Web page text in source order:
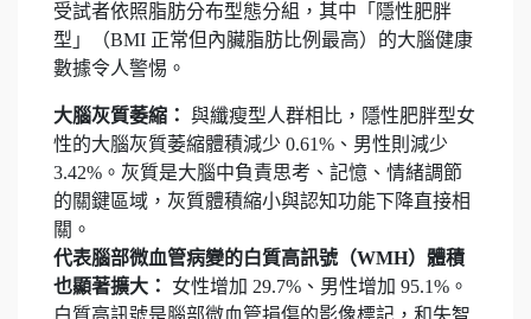
受試者依照脂肪分布型態分組，其中「隱性肥胖
型」（BMI 正常但內臟脂肪比例最高）的大腦健康
數據令人警惕。
大腦灰質萎縮： 與纖瘦型人群相比，隱性肥胖型女
性的大腦灰質萎縮體積減少 0.61%、男性則減少
3.42%。灰質是大腦中負責思考、記憶、情緒調節
的關鍵區域，灰質體積縮小與認知功能下降直接相
關。
代表腦部微血管病變的白質高訊號（WMH）體積
也顯著擴大：
女性增加 29.7%、男性增加 95.1%。
白質高訊號是腦部微血管損傷的影像標記，和失智